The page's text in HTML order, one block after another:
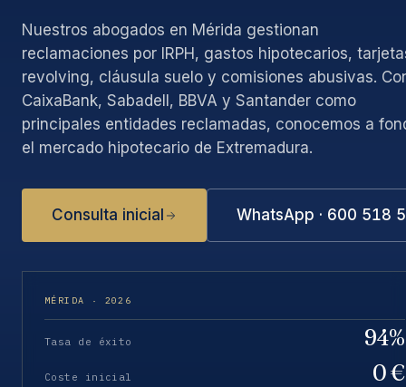
Nuestros abogados en Mérida gestionan
reclamaciones por IRPH, gastos hipotecarios,
revolving, cláusula suelo y comisiones abusivas.
CaixaBank, Sabadell, BBVA y Santander como
principales entidades reclamadas, conocemos a
el mercado hipotecario de Extremadura.
Consulta inicial WhatsApp · 600 518
MÉRIDA · 2026
Tasa de éxito 94%
Coste inicial 0 €